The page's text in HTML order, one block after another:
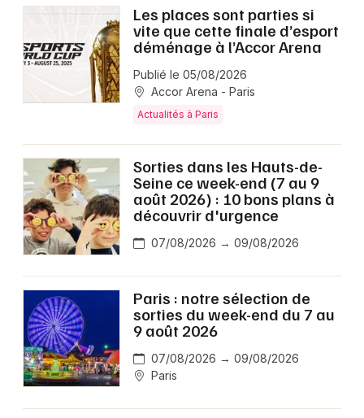
Les places sont parties si
vite que cette finale d’esport
déménage à l’Accor Arena
Publié le 05/08/2026
Accor Arena - Paris
Actualités à Paris
Sorties dans les Hauts-de-
Seine ce week-end (7 au 9
août 2026) : 10 bons plans à
découvrir d'urgence
07/08/2026 → 09/08/2026
Paris : notre sélection de
sorties du week-end du 7 au
9 août 2026
07/08/2026 → 09/08/2026
Paris